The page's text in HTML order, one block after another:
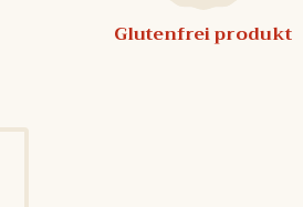
Glutenfrei produkt